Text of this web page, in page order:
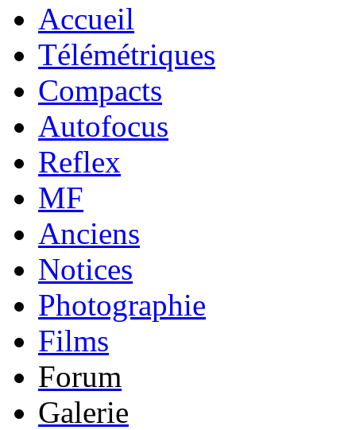
Accueil
Télémétriques
Compacts
Autofocus
Reflex
MF
Anciens
Notices
Photographie
Films
Forum
Galerie